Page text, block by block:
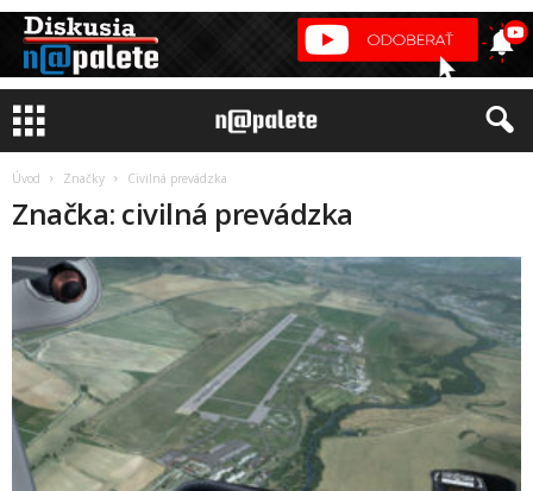
Úvod Značky Civilná prevádzka
Značka: civilná prevádzka